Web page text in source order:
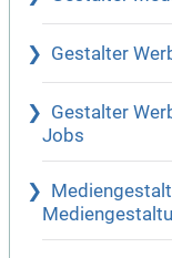
Gestalter
Gestalter
Jobs